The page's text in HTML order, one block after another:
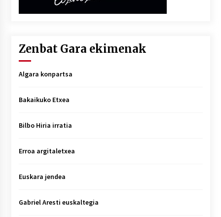
Zenbat Gara ekimenak
Algara konpartsa
Bakaikuko Etxea
Bilbo Hiria irratia
Erroa argitaletxea
Euskara jendea
Gabriel Aresti euskaltegia